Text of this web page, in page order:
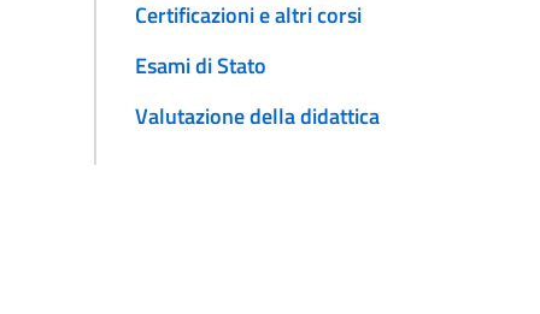
Certificazioni e altri corsi
Esami di Stato
Valutazione della didattica